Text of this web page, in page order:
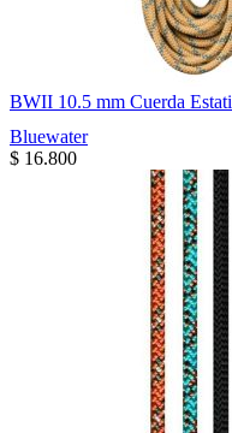
BWII 10.5 mm Cuerda
Bluewater
$ 16.800